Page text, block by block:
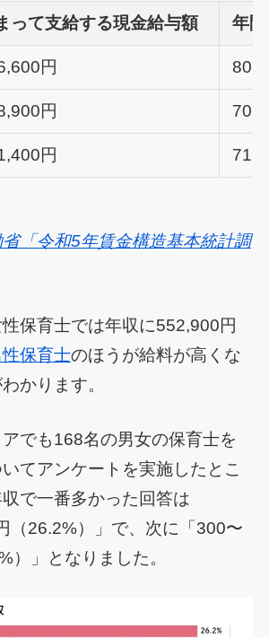
って支給する現金給与額 年
円
円
円
「令和5年賃金構造基本統計調
保育士では年収に552,900円
性保育士のほうが給料が高くな
かります。
でも168名の男女の保育士を
てアンケートを実施したとこ
で一番多かった回答は
（26.2%）」で、次に「300〜
）」となりました。